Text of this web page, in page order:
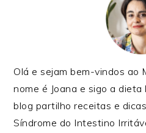
Olá e sejam bem-vindos ao
nome é Joana e sigo a
blog partilho receitas e
Síndrome do Intestino